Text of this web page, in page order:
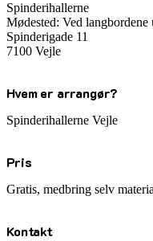
Spinderihallerne
Mødested: Ved
Spinderigade 11
7100 Vejle
Hvem er arrangør?
Spinderihallerne Vejle
Pris
Gratis, medbring selv
Kontakt